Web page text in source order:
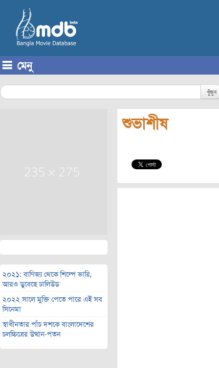
মেনু
খুঁজুন
২০২১: বাণিজ্য থেকে শিল্পে ভারি,
আরও ডুবেছে ঢালিউড
২০২২ সালে মুক্তি পেতে পারে এই সব
সিনেমা
স্বাধীনতার পাঁচ দশকে বাংলাদেশের
চলচ্চিত্রের উত্থান-পতন
শুভাশীষ